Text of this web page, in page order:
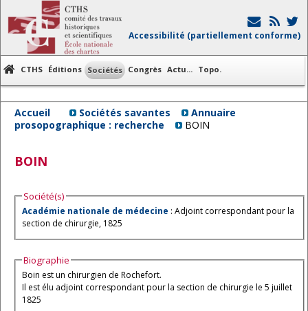
Accessibilité (partiellement conforme)
CTHS Éditions Sociétés Congrès Actu... Topo.
Accueil Sociétés savantes
Annuaire
prosopographique : recherche
BOIN
BOIN
Société(s)
Académie nationale de médecine : Adjoint correspondant pour la
section de chirurgie, 1825
Biographie
Boin est un chirurgien de Rochefort.
Il est élu adjoint correspondant pour la section de chirurgie le 5 juillet
1825